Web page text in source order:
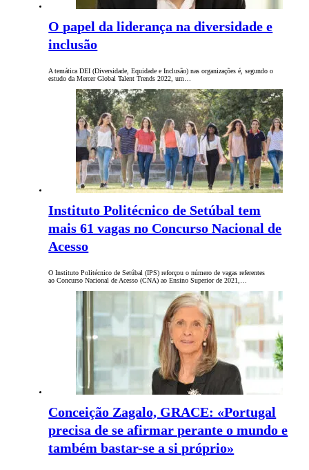
O papel da liderança na diversidade e
inclusão
A temática DEI (Diversidade, Equidade e Inclusão) nas organizações é, segundo o
estudo da Mercer Global Talent Trends 2022, um…
Instituto Politécnico de Setúbal tem
mais 61 vagas no Concurso Nacional de
Acesso
O Instituto Politécnico de Setúbal (IPS) reforçou o número de vagas referentes
ao Concurso Nacional de Acesso (CNA) ao Ensino Superior de 2021,…
Conceição Zagalo, GRACE: «Portugal
precisa de se afirmar perante o mundo e
também bastar-se a si próprio»